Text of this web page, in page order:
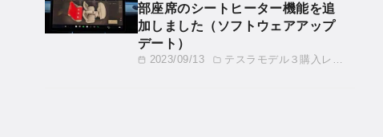
2023/09/13 テスラモデル３購入レビュー
部座席のシートヒーター機能を追
加しました（ソフトウェアアップ
デート）